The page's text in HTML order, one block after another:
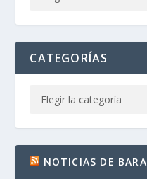
CATEGORÍAS
NOTICIAS DE